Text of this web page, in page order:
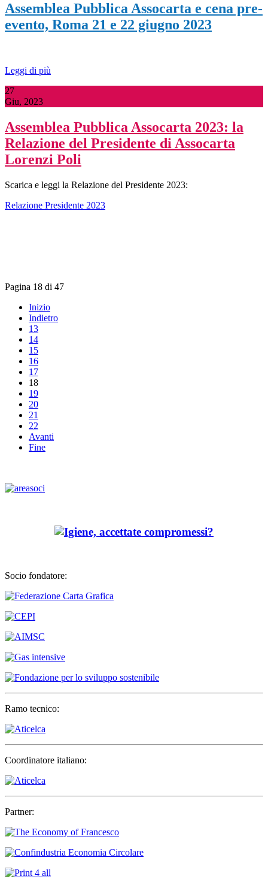
Assemblea Pubblica Assocarta e cena pre-
evento, Roma 21 e 22 giugno 2023
Leggi di più
27
Giu, 2023
Assemblea Pubblica Assocarta 2023: la
Relazione del Presidente di Assocarta
Lorenzi Poli
Scarica e leggi la Relazione del Presidente 2023:
Relazione Presidente 2023
Pagina 18 di 47
Inizio
Indietro
13
14
15
16
17
18
19
20
21
22
Avanti
Fine
Socio fondatore:
Ramo tecnico:
Coordinatore italiano:
Partner: